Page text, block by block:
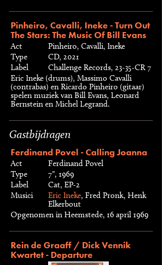
Pinheiro, Cavalli, Ineke - Turn Out
The Stars: The Music Of Bill Evans
Act
Pinheiro, Cavalli, Ineke
Type
CD, 2021
Label
Challenge Records, 23-35-CR 7
Eric Ineke (drums), Massimo Cavalli
(contrabas) en Ricardo Pinheiro (gitaar)
spelen muziek van Bill Evans, Leonard
Bernstein en Michel Legrand.
Gastbijdragen
Ferdinand Povel - Calling Joanna
Act
Ferdinand Povel
Type
7", 1969
Label
Cat, EP-2
Musici
Eric Ineke, Fred Pronk, Henk
Elkerbout
Opgenomen in Heemstede, 16 april 1969
Rein de Graaff / Dick Vennik
Kwartet - Departure